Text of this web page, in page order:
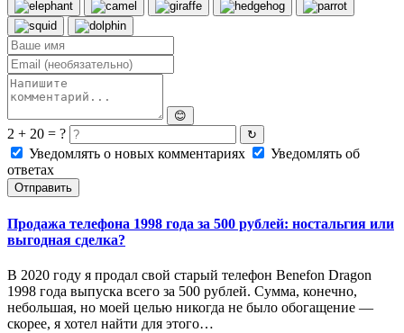
😊
2 + 20 = ? ↻
Уведомлять о новых комментариях
Уведомлять об
ответах
Отправить
Продажа телефона 1998 года за 500 рублей: ностальгия или
выгодная сделка?
В 2020 году я продал свой старый телефон Benefon Dragon
1998 года выпуска всего за 500 рублей. Сумма, конечно,
небольшая, но моей целью никогда не было обогащение —
скорее, я хотел найти для этого…